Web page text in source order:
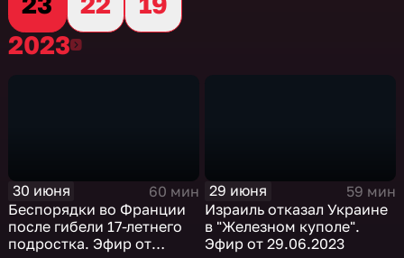
20232023
30 июня
60 мин
Беспорядки во Франции
после гибели 17-летнего
подростка. Эфир от
29 июня
59 мин
Израиль отказал Украине
в "Железном куполе".
Эфир от 29.06.2023